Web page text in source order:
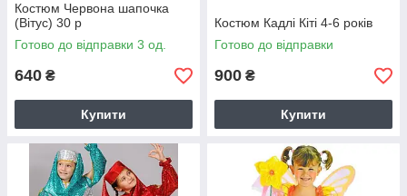
Костюм Червона шапочка
(Вітус) 30 р
Готово до відправки 3 од.
640 ₴
Купити
Костюм Кадлі Кіті 4-6 років
Готово до відправки
900 ₴
Купити